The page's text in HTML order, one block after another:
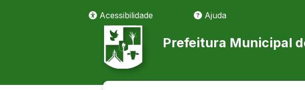
Acessibilidade
Ajuda
Prefeitura Municipal